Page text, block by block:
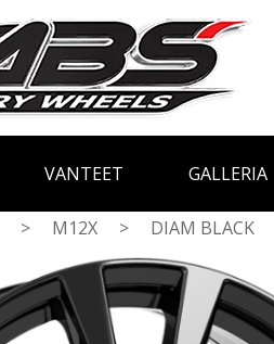
VANTEET GALLERIA
> M12X > DIAM BLACK